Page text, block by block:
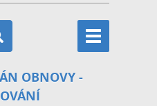
OBNOVY -